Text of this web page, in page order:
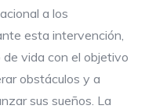
a los
esta intervención,
vida con el objetivo
obstáculos y a
sus sueños. La